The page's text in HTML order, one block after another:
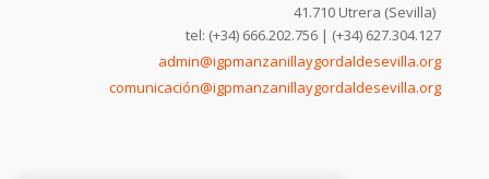
41.710 Utrera (Sevilla)
tel: (+34) 666.202.756 | (+34) 627.304.127
admin@igpmanzanillaygordaldesevilla.org
comunicación@igpmanzanillaygordaldesevilla.org